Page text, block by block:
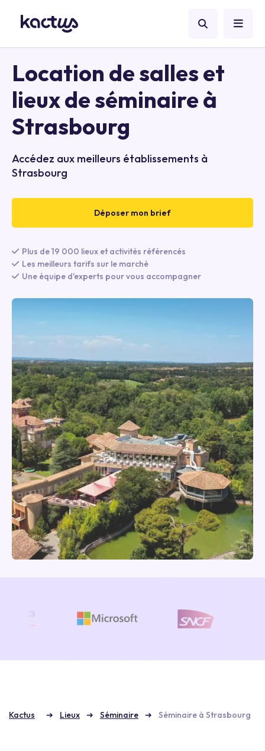
Location de salles et
lieux de séminaire à
Strasbourg
Accédez aux meilleurs établissements à
Strasbourg
Déposer mon brief
Plus de 19 000 lieux et activités référencés
Les meilleurs tarifs sur le marché
Une équipe d'experts pour vous accompagner
Kactus Lieux Séminaire Séminaire à Strasbourg